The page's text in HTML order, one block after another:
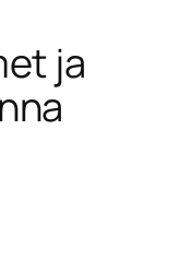
ja